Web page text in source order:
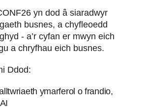
yn dod â siaradwyr
busnes, a chyfleoedd
- a’r cyfan er mwyn eich
a chryfhau eich busnes.
Ddod:
ymarferol o frandio,